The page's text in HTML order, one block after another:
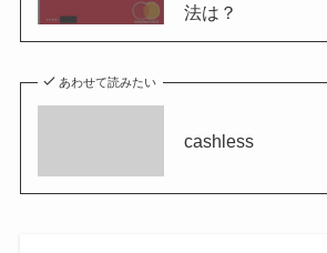
法は？
あわせて読みたい
cashless